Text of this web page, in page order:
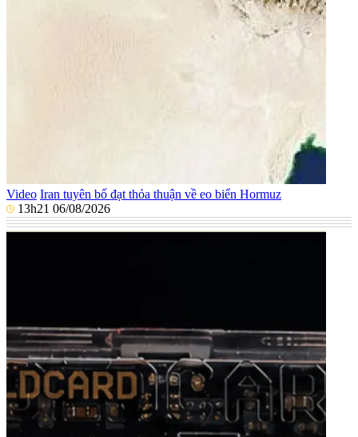
Video Iran tuyên bố đạt thỏa thuận về eo biển Hormuz
13h21 06/08/2026